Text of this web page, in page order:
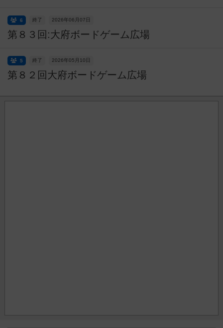
第８３回:大府ボードゲーム広場
終了 2026年06月07日
6
第８２回大府ボードゲーム広場
終了 2026年05月10日
5